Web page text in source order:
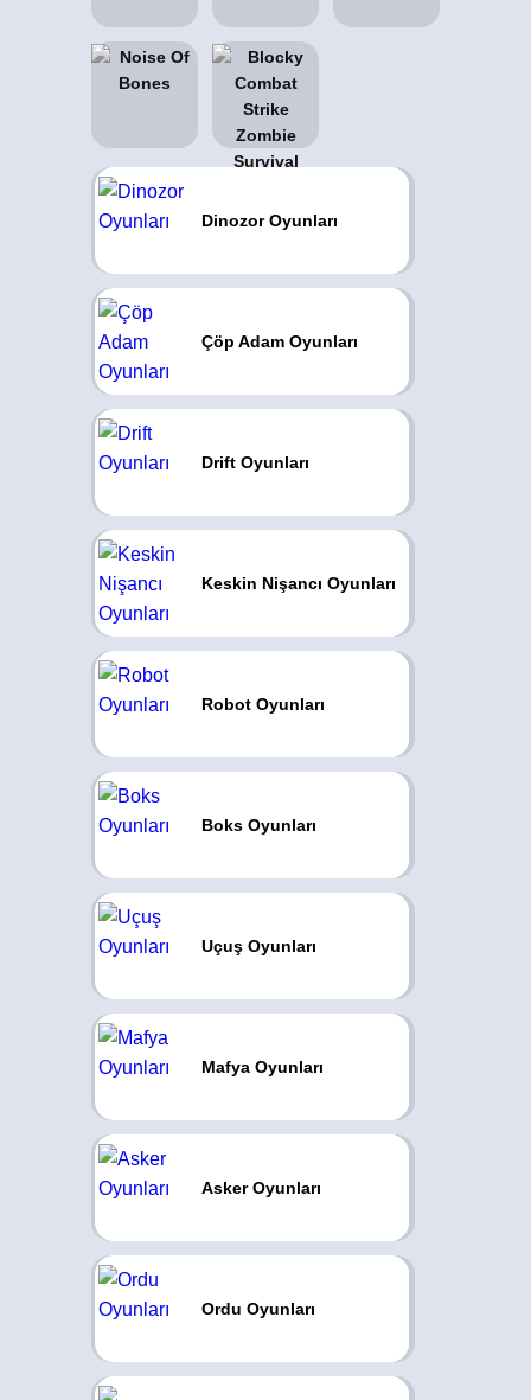
Dinozor Oyunları
Çöp Adam Oyunları
Drift Oyunları
Keskin Nişancı Oyunları
Robot Oyunları
Boks Oyunları
Uçuş Oyunları
Mafya Oyunları
Asker Oyunları
Ordu Oyunları